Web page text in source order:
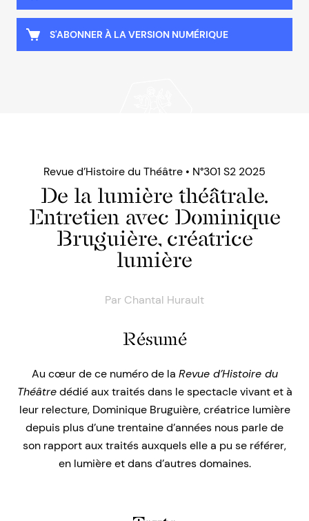
S'ABONNER À LA VERSION NUMÉRIQUE
Revue d’Histoire du Théâtre • N°301 S2 2025
De la lumière théâtrale.
Entretien avec Dominique
Bruguière, créatrice
lumière
Par Chantal Hurault
Résumé
Au cœur de ce numéro de la Revue d’Histoire du
Théâtredédié aux traités dans le spectacle vivant et à
leur relecture, Dominique Bruguière, créatrice lumière
depuis plus d’une trentaine d’années nous parle de
son rapport aux traités auxquels elle a pu se référer,
en lumière et dans d’autres domaines.